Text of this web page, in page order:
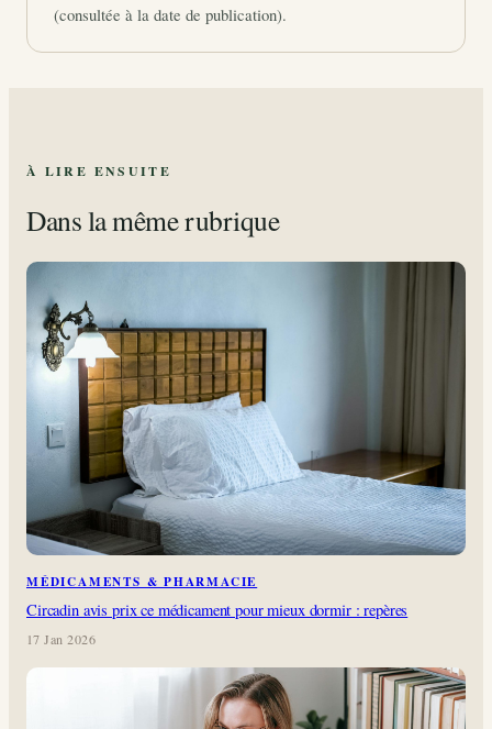
(consultée à la date de publication).
À LIRE ENSUITE
Dans la même rubrique
MÉDICAMENTS & PHARMACIE
Circadin avis prix ce médicament pour mieux dormir : repères
17 Jan 2026